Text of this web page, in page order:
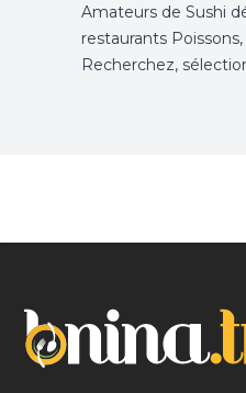
Amateurs de Sushi
restaurants
Recherchez,